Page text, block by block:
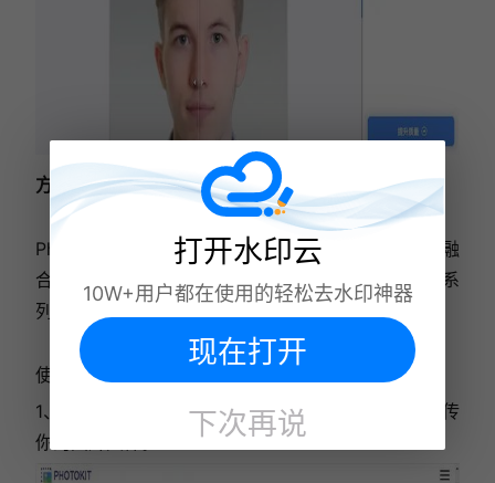
方法三：PhotoKit
PhotoKit是一款功能丰富的在线图片编辑工具，它融
合了智能笔刷、画质优化引擎、曝光精准修复以及一系
列精选滤镜，满足你多样化的图像处理需求。
使用流程：
1、访问PhotoKit网站，点击“开始编辑”按钮，并上传
你的图片文件。
打开水印云
10W+用户都在使用的轻松去水印神器
现在打开
下次再说